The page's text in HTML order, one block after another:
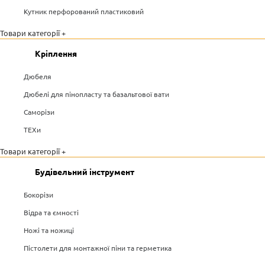
Кутник перфорований пластиковий
Товари категорії +
Кріплення
Дюбеля
Дюбелі для пінопласту та базальтової вати
Саморізи
ТЕХи
Товари категорії +
Будівельний інструмент
Бокорізи
Відра та ємності
Ножі та ножиці
Пістолети для монтажної піни та герметика